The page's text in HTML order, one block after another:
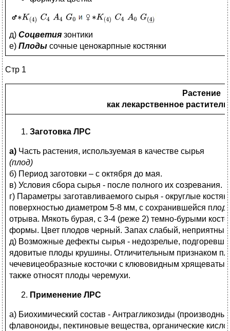
д) Соцветия зонтики
е) Плоды сочные ценокарпные костянки
Стр 1
Растение
как лекарственное
Заготовка ЛРС
а) Часть растения, используемая в качестве сырья
(плод)
б) Период заготовки – с октября до мая.
в) Условия сбора сырья - после полного их созревания.
г) Параметры заготавливаемого сырья - округлые
поверхностью диаметром 5-8 мм, с сохранившейся
отрыва. Мякоть бурая, с 3-4 (реже 2) темно-бурыми
формы. Цвет плодов черный. Запах слабый, неприятный.
д) Возможные дефекты сырья - недозрелые,
ядовитые плоды крушины. Отличительным признаком
чечевицеобразные косточки с клювовидным
также относят плоды черемухи.
Применение ЛРС
а) Биохимический состав - Антрагликозиды
флавоноиды, пектиновые вещества, органические